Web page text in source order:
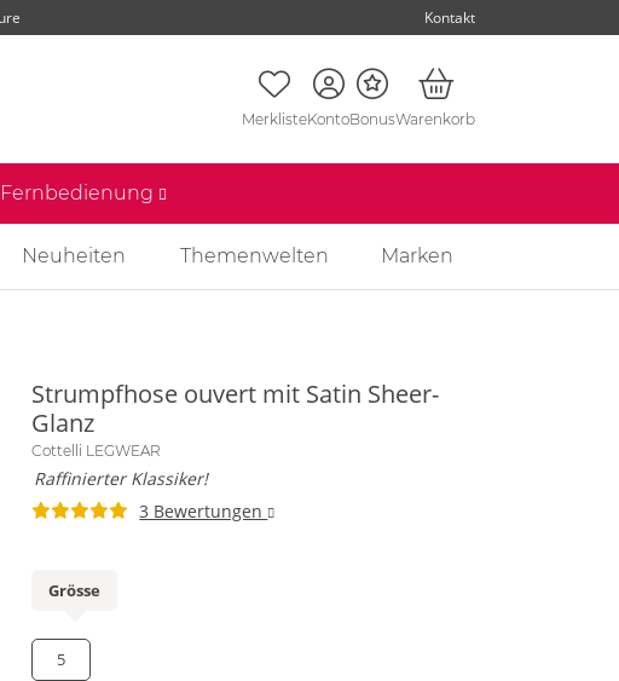
Kontakt
MerklisteKontoBonusWarenkorb
Neuheiten Themenwelten Marken
Strumpfhose ouvert mit Satin Sheer-
Glanz
Cottelli LEGWEAR
Raffinierter Klassiker!
3 Bewertungen
Grösse
5